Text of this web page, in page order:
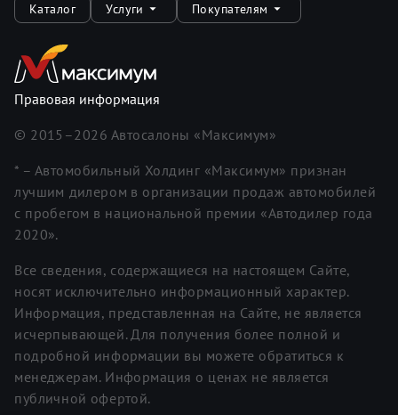
Каталог Услуги Покупателям
Правовая информация
© 2015–2026 Автосалоны «Максимум»
* – Автомобильный Холдинг «Максимум» признан
лучшим дилером в организации продаж автомобилей
с пробегом в национальной премии «Автодилер года
2020».
Все сведения, содержащиеся на настоящем Сайте,
носят исключительно информационный характер.
Информация, представленная на Сайте, не является
исчерпывающей. Для получения более полной и
подробной информации вы можете обратиться к
менеджерам. Информация о ценах не является
публичной офертой.